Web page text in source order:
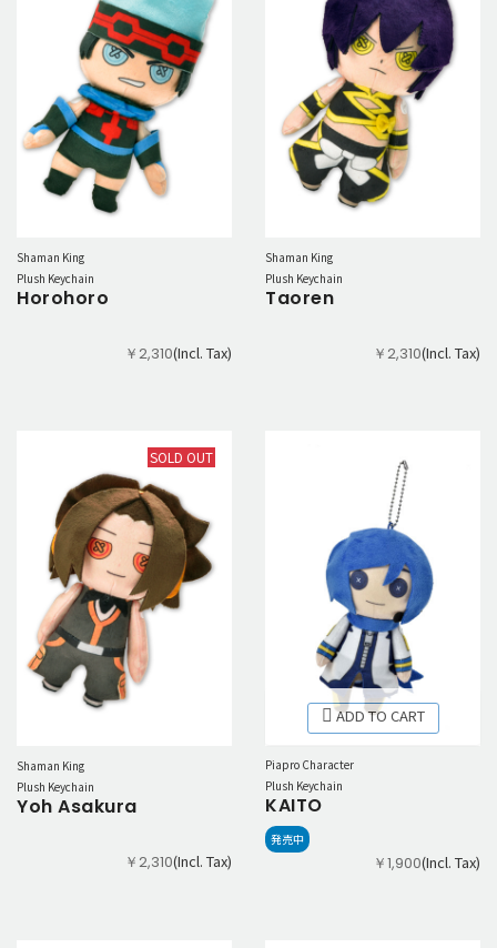
Shaman King
Plush Keychain
Horohoro
￥2,310(Incl. Tax)
Shaman King
Plush Keychain
Taoren
￥2,310(Incl. Tax)
SOLD OUT
Shaman King
Plush Keychain
Yoh Asakura
￥2,310(Incl. Tax)
ADD TO CART
Piapro Character
Plush Keychain
KAITO
発売中
￥1,900(Incl. Tax)